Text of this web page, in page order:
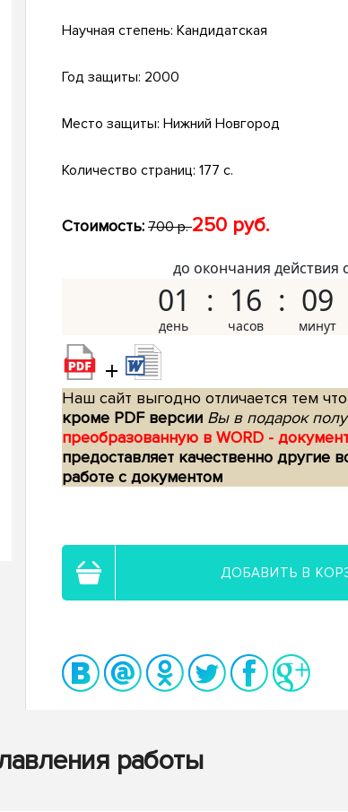
Научная степень: Кандидатская
Год защиты: 2000
Место защиты: Нижний Новгород
Количество страниц: 177 с.
Стоимость: 700 р.250 руб.
до окончания действия
01 16 09
+
Наш сайт выгодно отличается тем
кроме PDF версии Вы в подарок
преобразованную в WORD -
предоставляет качественно другие
работе с документом
ДОБАВИТЬ В
работы